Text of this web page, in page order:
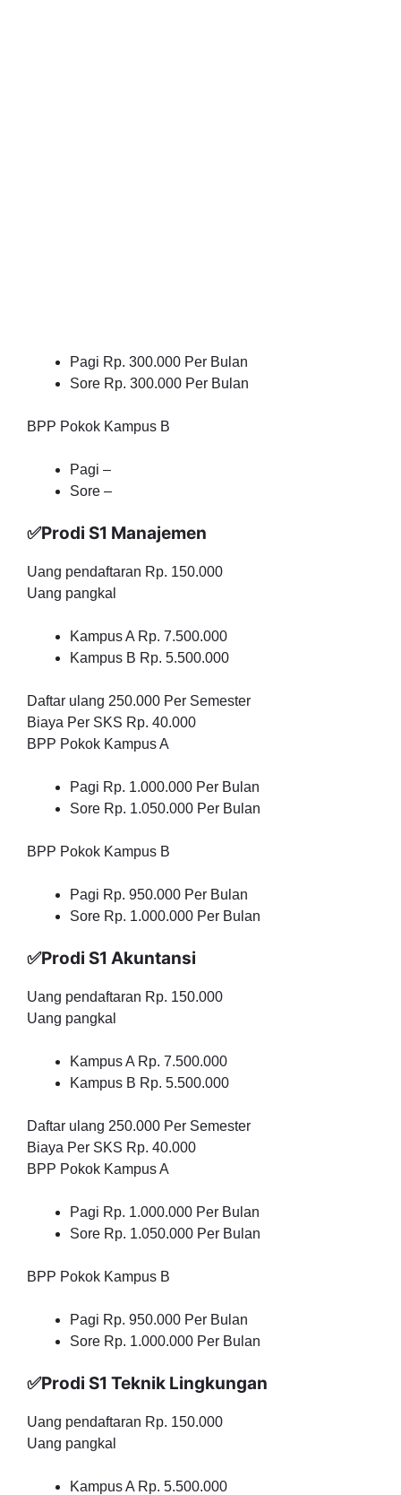
Pagi Rp. 300.000 Per Bulan
Sore Rp. 300.000 Per Bulan
BPP Pokok Kampus B
Pagi –
Sore –
✅Prodi S1 Manajemen
Uang pendaftaran Rp. 150.000
Uang pangkal
Kampus A Rp. 7.500.000
Kampus B Rp. 5.500.000
Daftar ulang 250.000 Per Semester
Biaya Per SKS Rp. 40.000
BPP Pokok Kampus A
Pagi Rp. 1.000.000 Per Bulan
Sore Rp. 1.050.000 Per Bulan
BPP Pokok Kampus B
Pagi Rp. 950.000 Per Bulan
Sore Rp. 1.000.000 Per Bulan
✅Prodi S1 Akuntansi
Uang pendaftaran Rp. 150.000
Uang pangkal
Kampus A Rp. 7.500.000
Kampus B Rp. 5.500.000
Daftar ulang 250.000 Per Semester
Biaya Per SKS Rp. 40.000
BPP Pokok Kampus A
Pagi Rp. 1.000.000 Per Bulan
Sore Rp. 1.050.000 Per Bulan
BPP Pokok Kampus B
Pagi Rp. 950.000 Per Bulan
Sore Rp. 1.000.000 Per Bulan
✅Prodi S1 Teknik Lingkungan
Uang pendaftaran Rp. 150.000
Uang pangkal
Kampus A Rp. 5.500.000